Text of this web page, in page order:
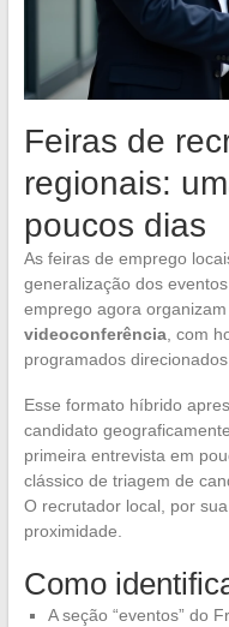
Feiras de
regionais:
poucos dias
As feiras de emprego
generalização dos
emprego agora organizam
videoconferência, com
programados
Esse formato híbrido
candidato
primeira entrevista em
clássico de triagem de
O recrutador local, por
proximidade.
Como
A seção “eventos” do